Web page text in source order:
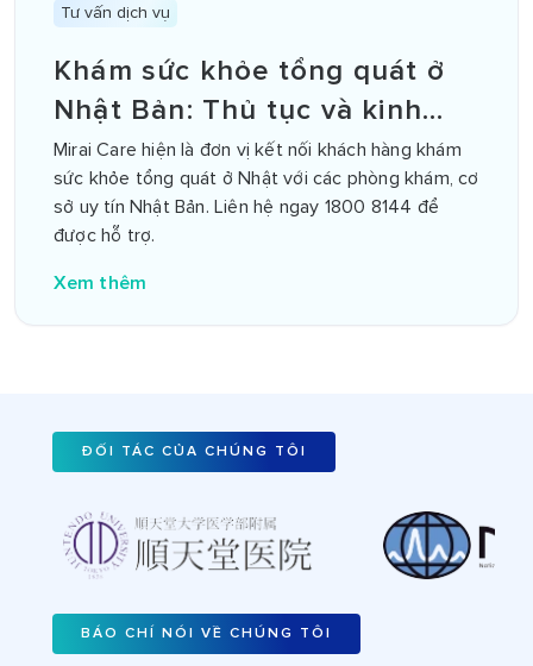
Tư vấn dịch vụ
Khám sức khỏe tổng quát ở
Nhật Bản: Thủ tục và kinh
nghiệm
Mirai Care hiện là đơn vị kết nối khách hàng khám
sức khỏe tổng quát ở Nhật với các phòng khám, cơ
sở uy tín Nhật Bản. Liên hệ ngay 1800 8144 để
được hỗ trợ.
Xem thêm
ĐỐI TÁC CỦA CHÚNG TÔI
BÁO CHÍ NÓI VỀ CHÚNG TÔI